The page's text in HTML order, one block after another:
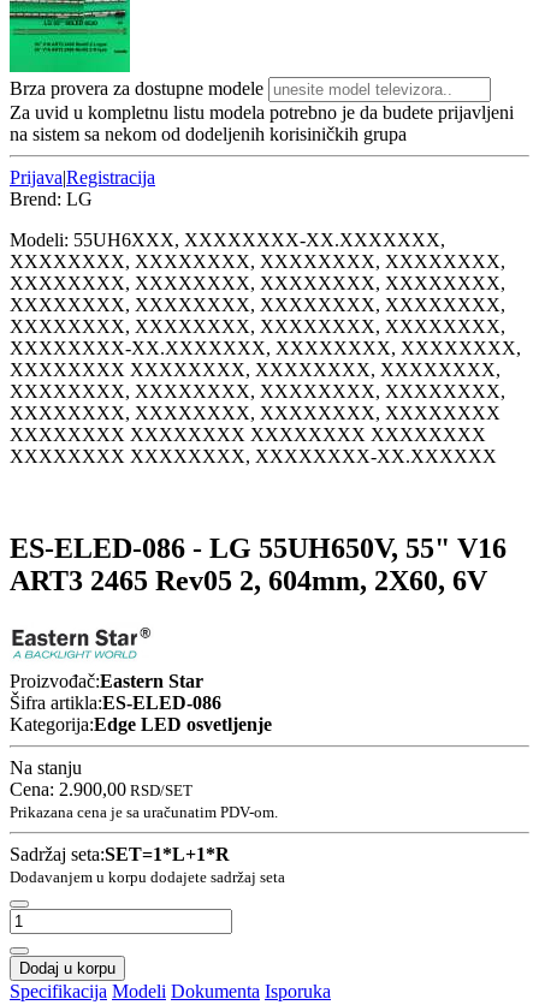
Brza provera za dostupne modele
Za uvid u kompletnu listu modela potrebno je da budete prijavljeni
na sistem sa nekom od dodeljenih korisiničkih grupa
Prijava|Registracija
Brend: LG
Modeli: 55UH6XXX, XXXXXXXX-XX.XXXXXXX,
XXXXXXXX, XXXXXXXX, XXXXXXXX, XXXXXXXX,
XXXXXXXX, XXXXXXXX, XXXXXXXX, XXXXXXXX,
XXXXXXXX, XXXXXXXX, XXXXXXXX, XXXXXXXX,
XXXXXXXX, XXXXXXXX, XXXXXXXX, XXXXXXXX,
XXXXXXXX-XX.XXXXXXX, XXXXXXXX, XXXXXXXX,
XXXXXXXX XXXXXXXX, XXXXXXXX, XXXXXXXX,
XXXXXXXX, XXXXXXXX, XXXXXXXX, XXXXXXXX,
XXXXXXXX, XXXXXXXX, XXXXXXXX, XXXXXXXX
XXXXXXXX XXXXXXXX XXXXXXXX XXXXXXXX
XXXXXXXX XXXXXXXX, XXXXXXXX-XX.XXXXXX
ES-ELED-086 - LG 55UH650V, 55" V16
ART3 2465 Rev05 2, 604mm, 2X60, 6V
Proizvođač:Eastern Star
Šifra artikla:ES-ELED-086
Kategorija:Edge LED osvetljenje
Na stanju
Cena: 2.900,00 RSD/SET
Prikazana cena je sa uračunatim PDV-om.
Sadržaj seta:SET=1*L+1*R
Dodavanjem u korpu dodajete sadržaj seta
Dodaj u korpu
Specifikacija Modeli Dokumenta Isporuka